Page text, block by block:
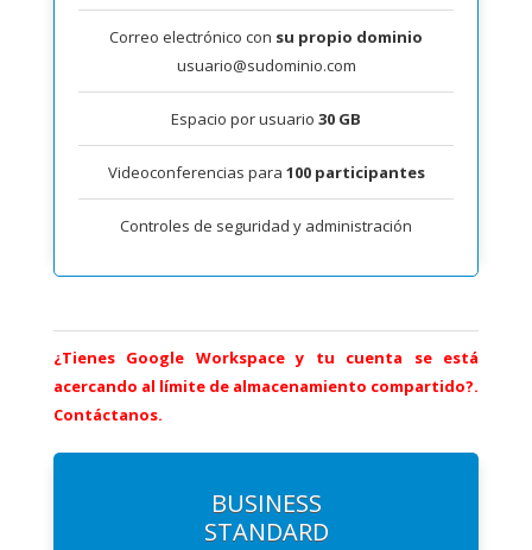
Correo electrónico con su propio dominio
usuario@sudominio.com
Espacio por usuario 30 GB
Videoconferencias para 100 participantes
Controles de seguridad y administración
¿Tienes Google Workspace y tu cuenta se está
acercando al límite de almacenamiento compartido?.
Contáctanos.
BUSINESS
STANDARD